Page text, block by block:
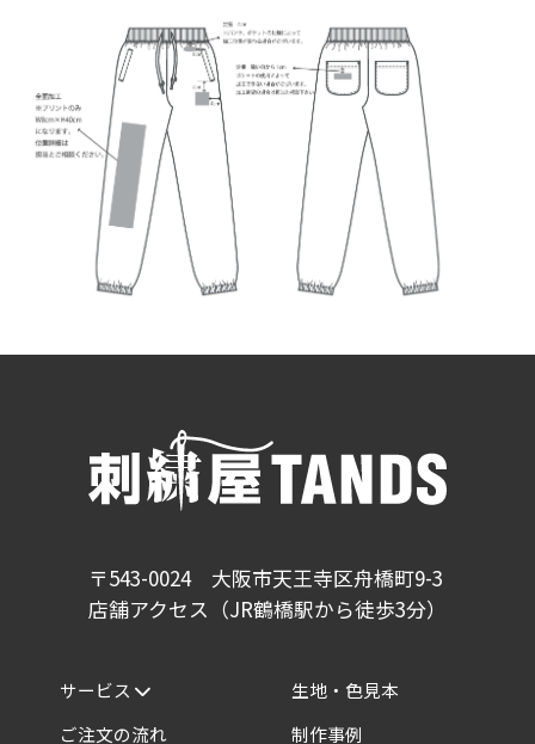
〒543-0024 大阪市天王寺区舟橋町9-3
店舗アクセス（JR鶴橋駅から徒歩3分）
サービス
ご注文の流れ
生地・色見本
制作事例